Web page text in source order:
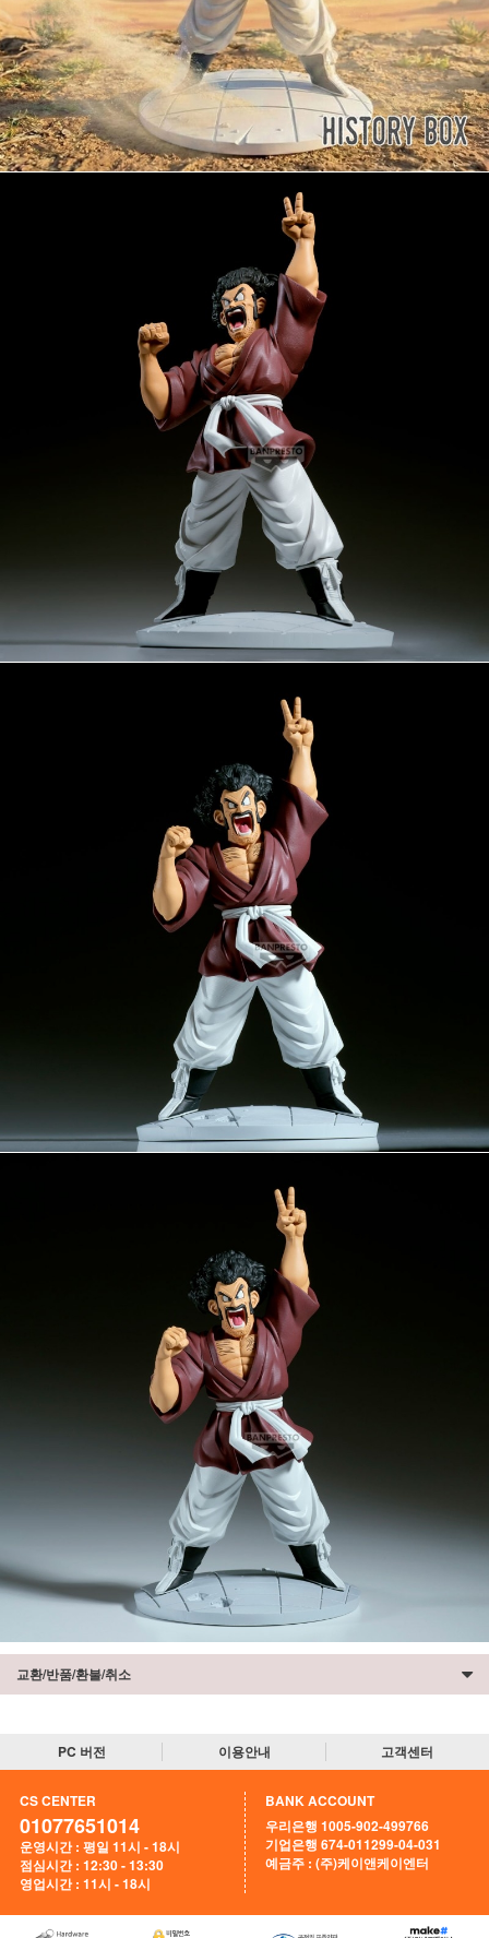
교환/반품/환불/취소
PC 버전 이용안내 고객센터
CS CENTER
01077651014
운영시간 : 평일 11시 - 18시
점심시간 : 12:30 - 13:30
영업시간 : 11시 - 18시
BANK ACCOUNT
우리은행 1005-902-499766
기업은행 674-011299-04-031
예금주 : (주)케이앤케이엔터